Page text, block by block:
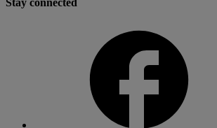
Stay connected